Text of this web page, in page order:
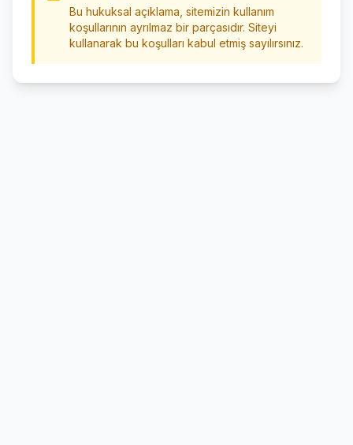
Bu hukuksal açıklama, sitemizin kullanım
koşullarının ayrılmaz bir parçasıdır. Siteyi
kullanarak bu koşulları kabul etmiş sayılırsınız.